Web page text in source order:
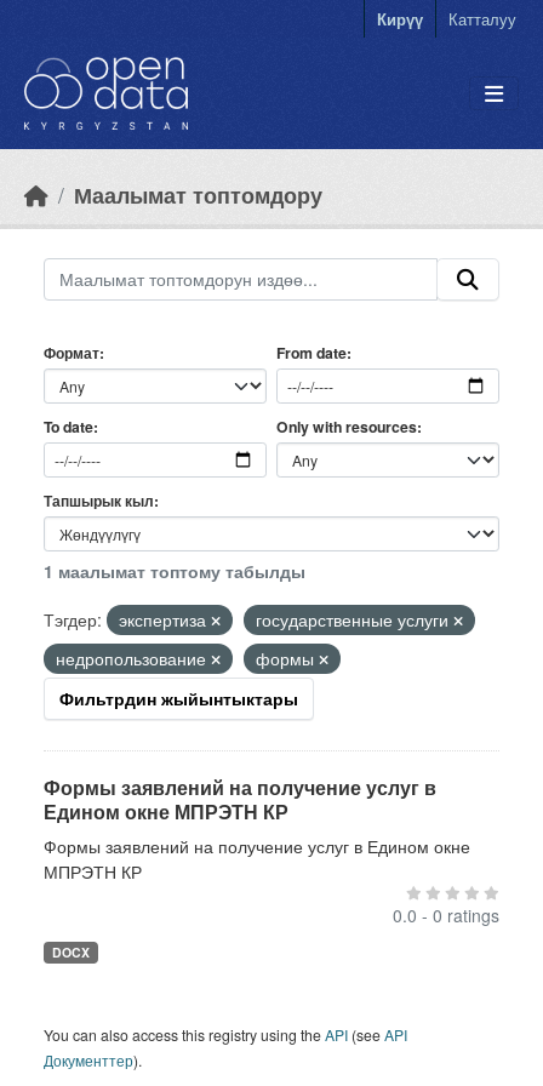
Кирүү Катталуу
Маалымат топтомдору
Формат From date
To date Only with resources
Тапшырык кыл
1 маалымат топтому табылды
Тэгдер:
экспертиза
государственные услуги
недропользование
формы
Фильтрдин жыйынтыктары
Формы заявлений на получение услуг в
Едином окне МПРЭТН КР
Формы заявлений на получение услуг в Едином окне
МПРЭТН КР
0.0 - 0 ratings
DOCX
You can also access this registry using theAPI (seeAPI
Документтер).